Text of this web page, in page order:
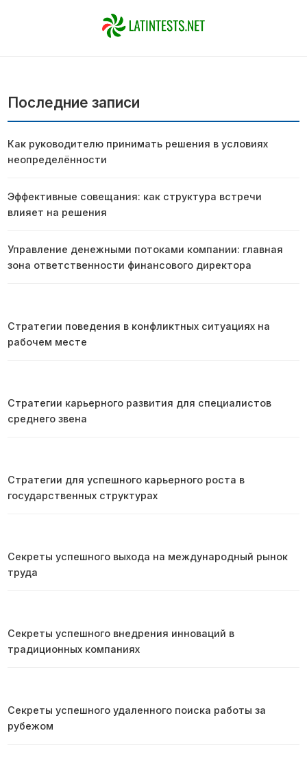
Последние записи
Как руководителю принимать решения в условиях
неопределённости
Эффективные совещания: как структура встречи
влияет на решения
Управление денежными потоками компании: главная
зона ответственности финансового директора
Стратегии поведения в конфликтных ситуациях на
рабочем месте
Стратегии карьерного развития для специалистов
среднего звена
Стратегии для успешного карьерного роста в
государственных структурах
Секреты успешного выхода на международный рынок
труда
Секреты успешного внедрения инноваций в
традиционных компаниях
Секреты успешного удаленного поиска работы за
рубежом